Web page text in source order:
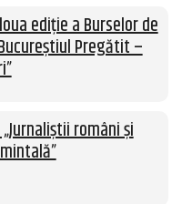
ediție a Burselor de
Pregătit –
români și